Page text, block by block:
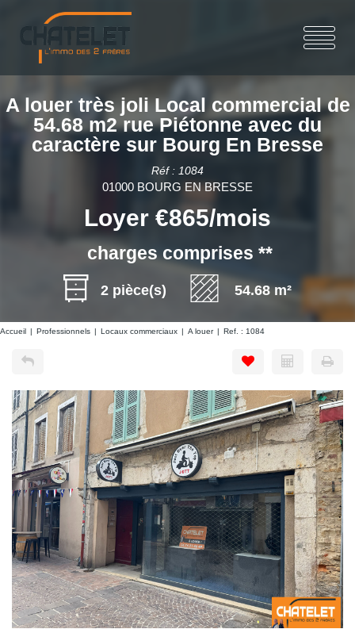
A louer très joli Local commercial de
54.68 m2 rue Piétonne avec du
caractère sur Bourg En Bresse
Réf : 1084
01000 BOURG EN BRESSE
Loyer €865/mois
charges comprises **
2 pièce(s) 54.68 m²
Accueil Professionnels Locaux commerciaux A louer Ref. : 1084